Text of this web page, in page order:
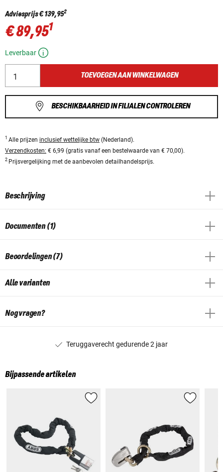
Adviesprijs€ 139,952
€ 89,951
Leverbaar
TOEVOEGEN AAN WINKELWAGEN
BESCHIKBAARHEID IN FILIALEN CONTROLEREN
1 Alle prijzen inclusief wettelijke btw (Nederland).
Verzendkosten: € 6,99 (gratis vanaf een bestelwaarde van € 70,00).
2 Prijsvergelijking met de aanbevolen detailhandelsprijs.
Beschrijving
Documenten (1)
Beoordelingen (7)
Alle varianten
Nog vragen?
Teruggaverecht gedurende 2 jaar
Bijpassende artikelen